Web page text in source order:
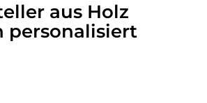
aus Holz
personalisiert